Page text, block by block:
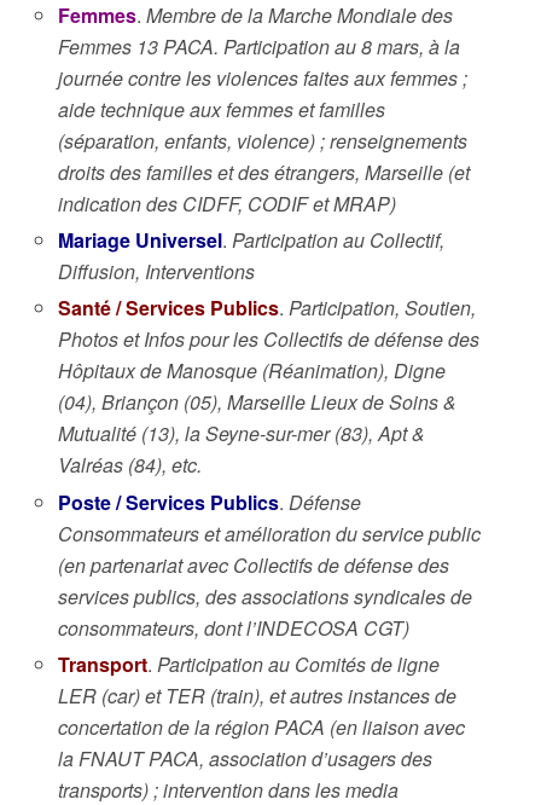
Femmes.Membre de la Marche Mondiale des
Femmes 13 PACA. Participation au 8 mars, à la
journée contre les violences faites aux femmes ;
aide technique aux femmes et familles
(séparation, enfants, violence) ; renseignements
droits des familles et des étrangers, Marseille (et
indication des CIDFF, CODIF et MRAP)
Mariage Universel.Participation au Collectif,
Diffusion, Interventions
Santé / Services Publics.Participation, Soutien,
Photos et Infos pour les Collectifs de défense des
Hôpitaux de Manosque (Réanimation), Digne
(04), Briançon (05), Marseille Lieux de Soins &
Mutualité (13), la Seyne-sur-mer (83), Apt &
Valréas (84), etc.
Poste / Services Publics. Défense
Consommateurs et amélioration du service public
(en partenariat avec Collectifs de défense des
services publics, des associations syndicales de
consommateurs, dont l’INDECOSA CGT)
Transport.Participation au Comités de ligne
LER (car) et TER (train), et autres instances de
concertation de la région PACA (en liaison avec
la FNAUT PACA, association d’usagers des
transports) ; intervention dans les media